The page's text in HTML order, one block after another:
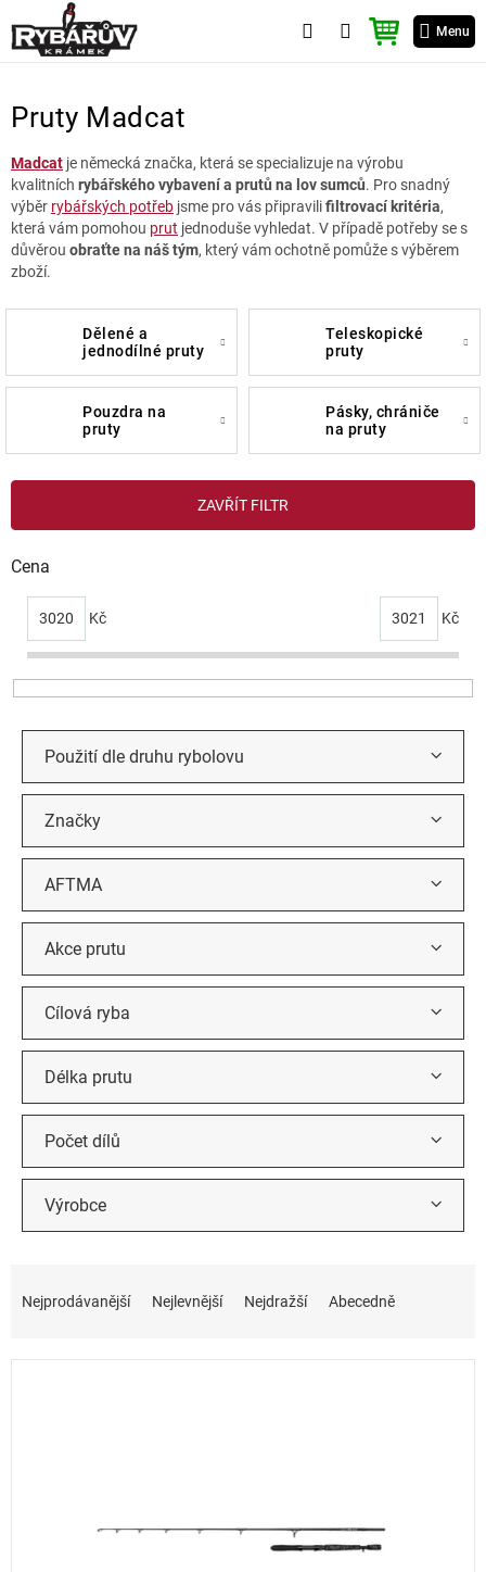
na
obsah
Menu
NÁKUPNÍ
KOŠÍK
Pruty Madcat
Madcat je německá značka, která se specializuje na výrobu
kvalitních rybářského vybavení a prutů na lov sumců. Pro snadný
výběr rybářských potřeb jsme pro vás připravilifiltrovací kritéria,
která vám pomohou prut jednoduše vyhledat. V případě potřeby se s
důvěrou obraťte na náš tým, který vám ochotně pomůže s výběrem
zboží.
dělené a
jednodílné pruty
teleskopické
pruty
pouzdra na
pruty
pásky, chrániče
na pruty
Nejprodávanější Nejlevnější Nejdražší Abecedně
ZAVŘÍT FILTR
Cena
3020 Kč 3021 Kč
Značky
AFTMA
Akce prutu
Cílová ryba
Délka prutu
Počet dílů
Použití dle druhu rybolovu
Výrobce
V
p
i
d
u